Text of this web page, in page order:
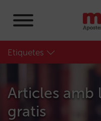
Etiquetes
Articles amb
gratis